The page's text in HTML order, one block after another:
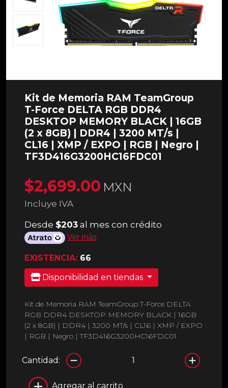
Kit de Memoria RAM TeamGroup
T-Force DELTA RGB DDR4
DESKTOP MEMORY BLACK | 16GB
(2 x 8GB) | DDR4 | 3200 MT/s |
CL16 | XMP / EXPO | RGB | Negro |
TF3D416G3200HC16FDC01
$2,699.00 MXN
Incluye IVA
Desde $203 al mes con crédito
Ver más
EXISTENCIA: 66
Disponibilidad en tiendas
Kit de Memoria RAM TeamGroup T-Force DELTA
RGB DDR4 DESKTOP MEMORY BLACK | 16GB
(2 x 8GB) | DDR4 | 3200 MT/s | CL16 | XMP / EXPO
| RGB | Negro | TF3D416G3200HC16FDC01
Cantidad:
Agregar al carrito